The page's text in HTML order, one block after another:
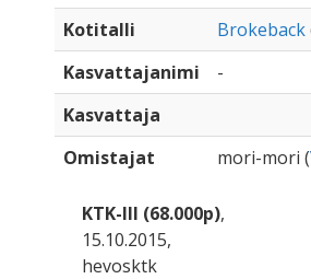
Kotitalli
Brokeback
Kasvattajanimi
-
Kasvattaja
Omistajat
mori-mori (
KTK-III (68.000p),
15.10.2015,
hevosktk